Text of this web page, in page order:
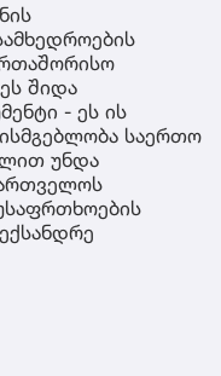
შიდა
- ეს ის
საერთო
უნდა